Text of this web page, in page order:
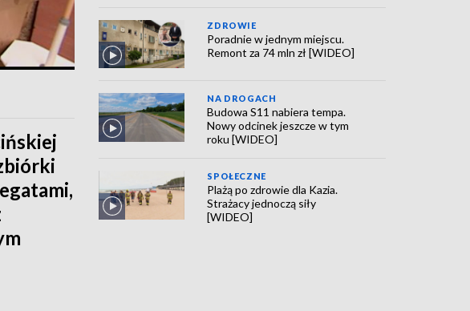
ZDROWIE
Poradnie w jednym miejscu.
Remont za 74 mln zł [WIDEO]
NA DROGACH
Budowa S11 nabiera tempa.
Nowy odcinek jeszcze w tym
roku [WIDEO]
SPOŁECZNE
Plażą po zdrowie dla Kazia.
Strażacy jednoczą siły
[WIDEO]